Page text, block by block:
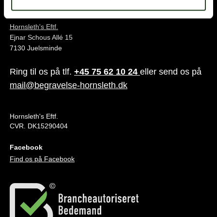
Hornsleth's Eftf.
Ejnar Schous Allé 15
7130 Juelsminde
Ring til os på tlf. +45 75 62 10 24 eller send os på
mail@begravelse-hornsleth.dk
Hornsleth's Eftf.
CVR. DK15290404
Facebook
Find os på Facebook